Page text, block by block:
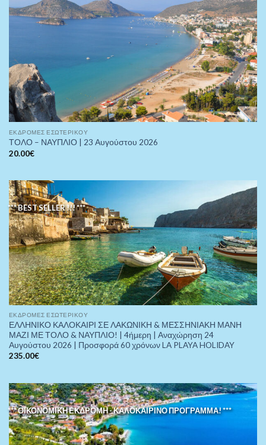
ΕΚΔΡΟΜΈΣ ΕΣΩΤΕΡΙΚΟΎ
ΤΟΛΟ – ΝΑΥΠΛΙΟ | 23 Αυγούστου 2026
20.00€
*** BEST SELLER !!! ***
ΕΚΔΡΟΜΈΣ ΕΣΩΤΕΡΙΚΟΎ
ΕΛΛΗΝΙΚΟ ΚΑΛΟΚΑΙΡΙ ΣΕ ΛΑΚΩΝΙΚΗ & ΜΕΣΣΗΝΙΑΚΗ ΜΑΝΗ
ΜΑΖΙ ΜΕ ΤΟΛΟ & ΝΑΥΠΛΙΟ! | 4ήμερη | Αναχώρηση 24
Αυγούστου 2026 | Προσφορά 60 χρόνων LA PLAYA HOLIDAY
235.00€
*** ΟΙΚΟΝΟΜΙΚΗ ΕΚΔΡΟΜΗ - ΚΑΛΟΚΑΙΡΙΝΟ ΠΡΟΓΡΑΜΜΑ! ***